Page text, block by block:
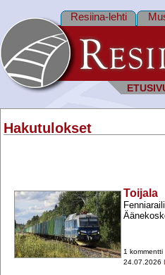
Resiina-lehti
Hakutulokset
Toijala
1 kommentti
24.07.2026